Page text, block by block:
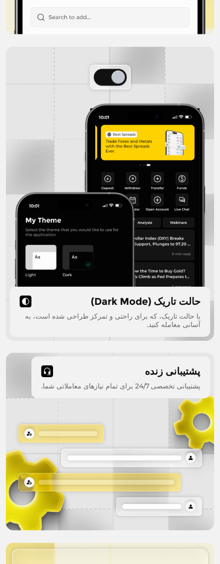
حالت تاریک (Dark Mode)
با حالت تاریک، که برای راحتی و تمرکز طراحی شده است، به
آسانی معامله کنید.
پشتیبانی زنده
پشتیبانی تخصصی 24/7 برای تمام نیازهای معاملاتی شما.